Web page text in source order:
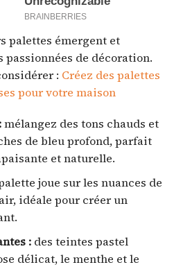
palettes émergent et
passionnées de décoration.
: Créez des palettes
pour votre maison
mélangez des tons chauds et
de bleu profond, parfait
et naturelle.
joue sur les nuances de
idéale pour créer un
:des teintes pastel
délicat, le menthe et le